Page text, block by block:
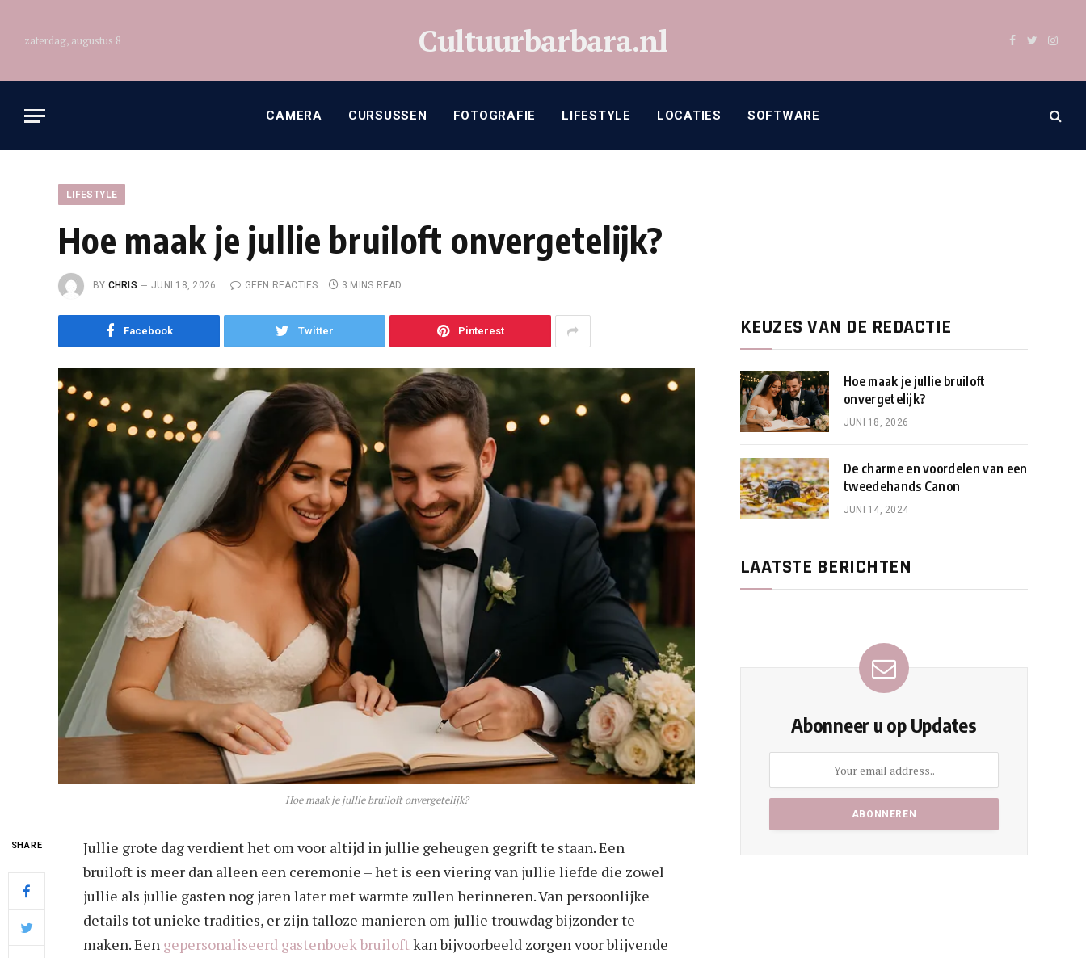
zaterdag, augustus 8 Cultuurbarbara.nl Facebook
Twitter
CAMERA CURSUSSEN FOTOGRAFIE LIFESTYLE LOCATIES SOFTWARE
LIFESTYLE
Hoe maak je jullie bruiloft onvergetelijk?
BY CHRIS JUNI 18, 2026 GEEN REACTIES 3 MINS READ
Facebook Twitter Pinterest
Hoe maak je jullie bruiloft onvergetelijk?
SHARE
Jullie grote dag verdient het om voor altijd in jullie geheugen gegrift te staan. Een
bruiloft is meer dan alleen een ceremonie – het is een viering van jullie liefde die zowel
jullie als jullie gasten nog jaren later met warmte zullen herinneren. Van persoonlijke
details tot unieke tradities, er zijn talloze manieren om jullie trouwdag bijzonder te
maken. Een gepersonaliseerd gastenboek bruiloftkan bijvoorbeeld zorgen voor blijvende
KEUZES VAN DE REDACTIE
Hoe maak je jullie bruiloft
onvergetelijk?
JUNI 18, 2026
De charme en voordelen van een
tweedehands Canon
JUNI 14, 2024
LAATSTE BERICHTEN
Abonneer u op Updates